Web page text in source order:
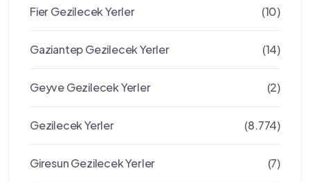
Fier Gezilecek Yerler (10)
Gaziantep Gezilecek Yerler (14)
Geyve Gezilecek Yerler (2)
Gezilecek Yerler (8.774)
Giresun Gezilecek Yerler (7)